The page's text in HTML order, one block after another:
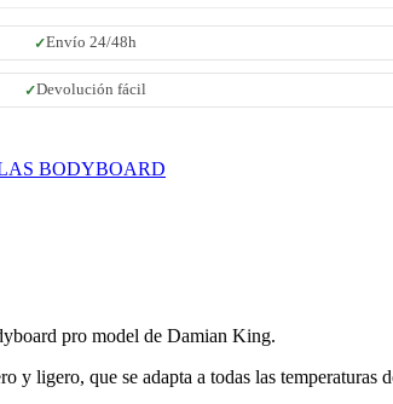
Envío 24/48h
Devolución fácil
BODYBOARD
pro model de Damian King.
y ligero, que se adapta a todas las